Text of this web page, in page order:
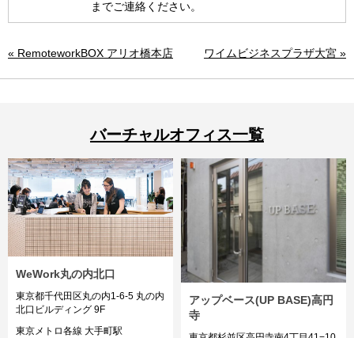
までご連絡ください。
« RemoteworkBOX アリオ橋本店 ワイムビジネスプラザ大宮 »
バーチャルオフィス一覧
WeWork丸の内北口
東京都千代田区丸の内1-6-5 丸の内
北口ビルディング 9F
東京メトロ各線 大手町駅
アップベース(UP BASE)高円
寺